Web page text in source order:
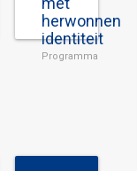
herwonnen
identiteit
Programma